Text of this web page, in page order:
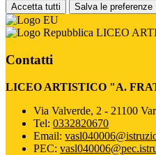
Accetta tutti Salva le preferenze
LICEO
Contatti
LICEO ARTISTICO "A.
Via Valverde, 2 - 21100
Tel: 0332820670
Email:
PEC: